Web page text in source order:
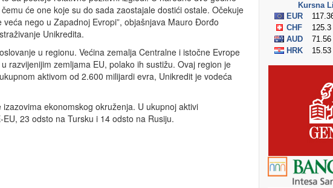
će one koje su do sada zaostajale dostići ostale. Očekuje
nego u Zapadnoj Evropi”, objašnjava Mauro Đorđo
Unikredita.
u regionu. Većina zemalja Centralne i istočne Evrope
razvijenijim zemljama EU, polako ih sustižu. Ovaj region je
aktivom od 2.600 milijardi evra, Unikredit je vodeća
ekonomskog okruženja. U ukupnoj aktivi
23 odsto na Tursku i 14 odsto na Rusiju.